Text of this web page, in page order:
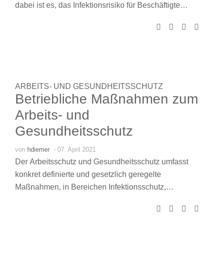
dabei ist es, das Infektionsrisiko für Beschäftigte…
ARBEITS- UND GESUNDHEITSSCHUTZ
Betriebliche Maßnahmen zum
Arbeits- und
Gesundheitsschutz
von hdiemer - 07. April 2021
Der Arbeitsschutz und Gesundheitsschutz umfasst
konkret definierte und gesetzlich geregelte
Maßnahmen, in Bereichen Infektionsschutz,…